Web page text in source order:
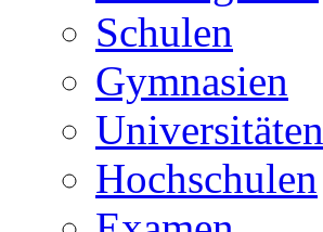
Schulen
Gymnasien
Universitäten
Hochschulen